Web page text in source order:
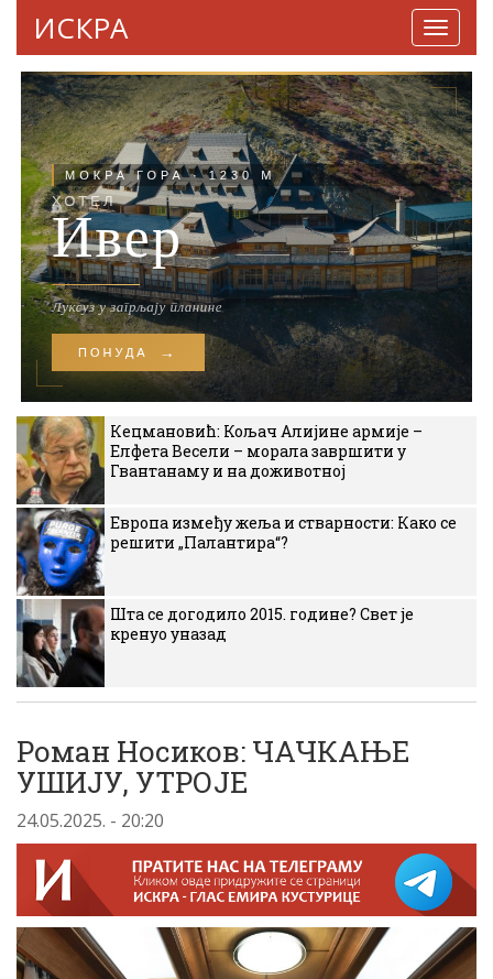
ИСКРА
Кецмановић: Кољач Алијине армије –
Елфета Весели – морала завршити у
Гвантанаму и на доживотној
Европа између жеља и стварности: Како се
решити „Палантира“?
Шта се догодило 2015. године? Свет је
кренуо уназад
Роман Носиков: ЧАЧКАЊЕ
УШИЈУ, УТРОЈЕ
24.05.2025. - 20:20